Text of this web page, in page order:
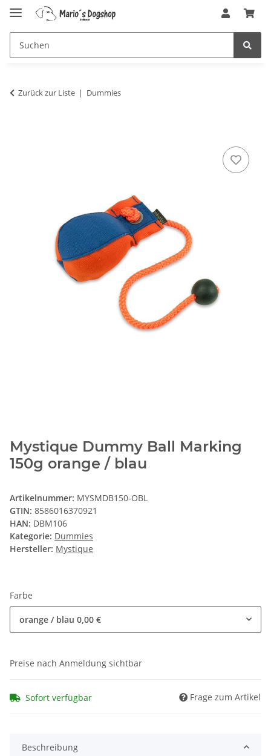
Zurück zur Liste Dummies
Mystique Dummy Ball Marking
150g orange / blau
Artikelnummer: MYSMDB150-OBL
GTIN: 8586016370921
HAN: DBM106
Kategorie: Dummies
Hersteller: Mystique
Farbe
orange / blau 0,00 €
Preise nach Anmeldung sichtbar
Sofort verfügbar Frage zum Artikel
Beschreibung